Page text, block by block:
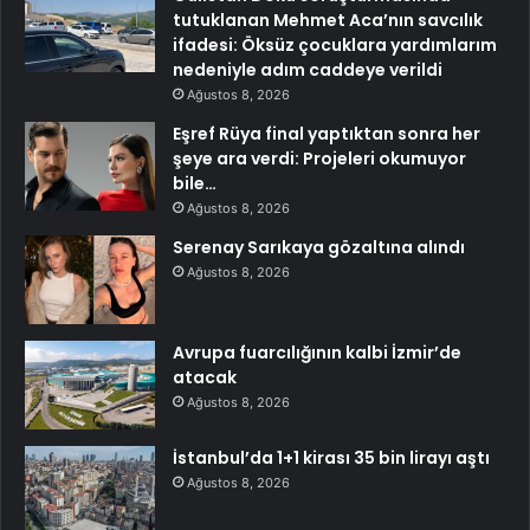
tutuklanan Mehmet Aca’nın savcılık
ifadesi: Öksüz çocuklara yardımlarım
nedeniyle adım caddeye verildi
Ağustos 8, 2026
Eşref Rüya final yaptıktan sonra her
şeye ara verdi: Projeleri okumuyor
bile…
Ağustos 8, 2026
Serenay Sarıkaya gözaltına alındı
Ağustos 8, 2026
Avrupa fuarcılığının kalbi İzmir’de
atacak
Ağustos 8, 2026
İstanbul’da 1+1 kirası 35 bin lirayı aştı
Ağustos 8, 2026